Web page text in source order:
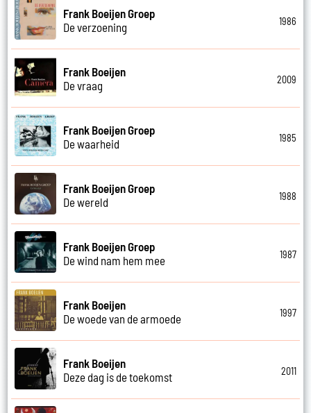
Frank Boeijen Groep
De verzoening
1986
Frank Boeijen
De vraag
2009
Frank Boeijen Groep
De waarheid
1985
Frank Boeijen Groep
De wereld
1988
Frank Boeijen Groep
De wind nam hem mee
1987
Frank Boeijen
De woede van de armoede
1997
Frank Boeijen
Deze dag is de toekomst
2011